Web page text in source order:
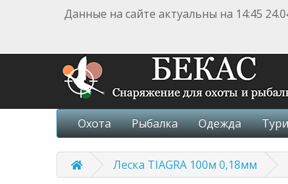
Данные на сайте актуальны на 14:45
Охота Рыбалка Одежда
Леска TIAGRA 100м 0,18мм